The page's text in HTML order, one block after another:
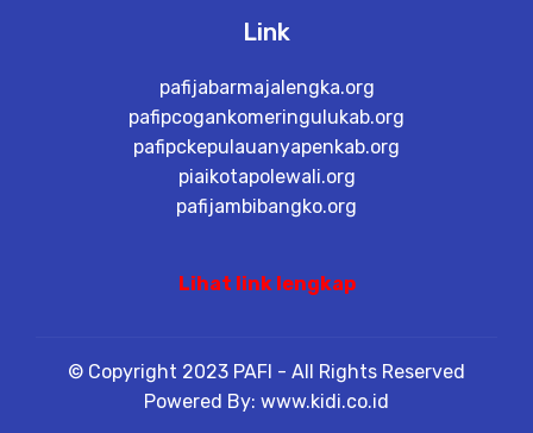
Link
pafijabarmajalengka.org
pafipcogankomeringulukab.org
pafipckepulauanyapenkab.org
piaikotapolewali.org
pafijambibangko.org
Lihat link lengkap
© Copyright 2023 PAFI - All Rights Reserved
Powered By: www.kidi.co.id